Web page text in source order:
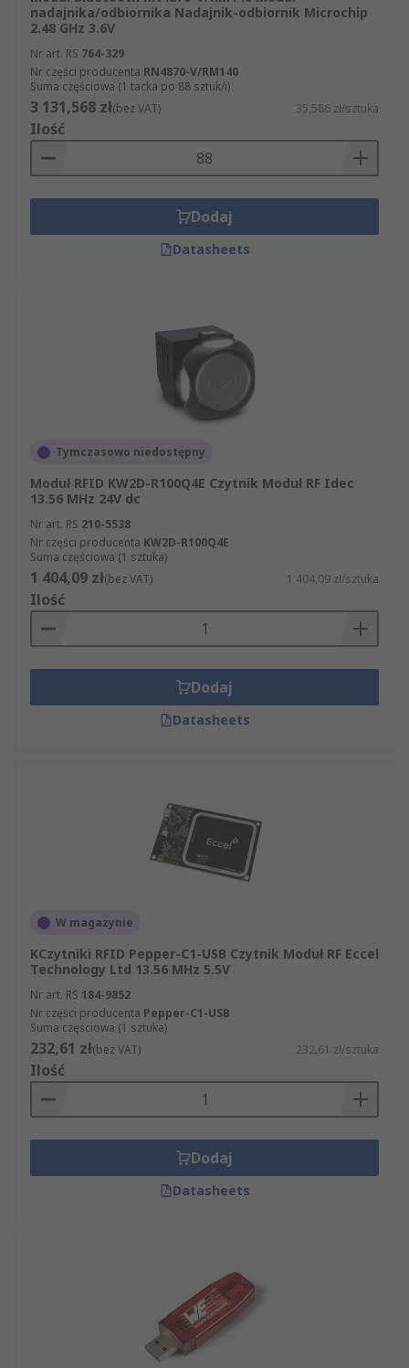
nadajnika/odbiornika Nadajnik-odbiornik Microchip
2.48 GHz 3.6V
Nr art. RS 764-329
Nr części producenta RN4870-V/RM140
Suma częściowa (1 tacka po 88 sztuk/i)
3 131,568 zł(bez VAT) 35,586 zł/sztuka
Ilość
Dodaj
Datasheets
Tymczasowo niedostępny
Moduł RFID KW2D-R100Q4E Czytnik Moduł RF Idec
13.56 MHz 24V dc
Nr art. RS 210-5538
Nr części producenta KW2D-R100Q4E
Suma częściowa (1 sztuka)
1 404,09 zł(bez VAT) 1 404,09 zł/sztuka
Ilość
Dodaj
Datasheets
W magazynie
KCzytniki RFID Pepper-C1-USB Czytnik Moduł RF Eccel
Technology Ltd 13.56 MHz 5.5V
Nr art. RS 184-9852
Nr części producenta Pepper-C1-USB
Suma częściowa (1 sztuka)
232,61 zł(bez VAT) 232,61 zł/sztuka
Ilość
Dodaj
Datasheets